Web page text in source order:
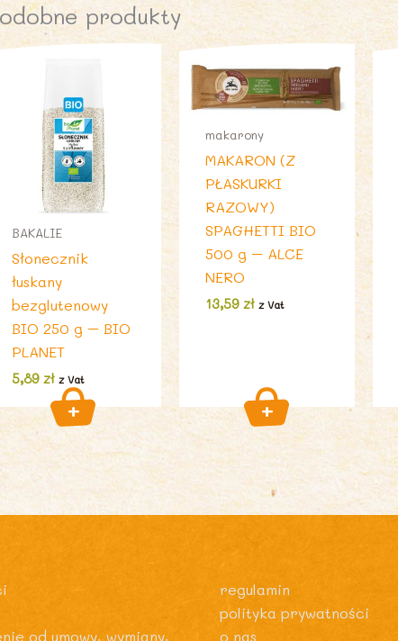
produkty
BAKALIE
Słonecznik
łuskany
bezglutenowy
BIO 250 g – BIO
PLANET
5,89zł z Vat
makarony
MAKARON (Z
PŁASKURKI
RAZOWY)
SPAGHETTI BIO
500 g – ALCE
NERO
13,59 zł z Vat
od umowy, wymiany,
regulamin
polityka prywatności
o nas